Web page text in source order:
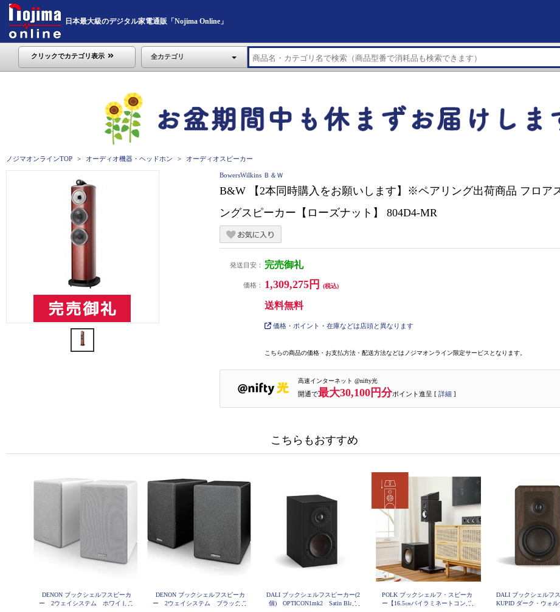
日本最大級のデジタル家電通販「Nojima Online」
クリックでカテゴリ表示 全カテゴリ
ノジマオンラインTOP オーディオ機器・ヘッドホン オーディオスピーカー
BowersWilkins Ｂ＆Ｗ
B&W 【2本同時購入をお願いします】※ペアリング出荷商品 フロア
ングスピーカー【ローズナット】 804D4-MR
発送目安： 完売御礼
価格： 1,309,275円 (税込)
送料無料
価格・ポイント・在庫などは店頭と異なります
こちらの商品の価格・お支払方法・配送方法などはノジマオンライン限定サービスとなります。
高速インターネット @nifty光
開通で最大30,100円分ポイント進呈 [ 詳細 ]
こちらもおすすめ
DENON ブックシェルフスピーカ
ー 2ウェイシステム ホワイト S
DENON ブックシェルフスピーカ
ー 2ウェイシステム ブラック S
DALI ブックシェルフスピーカー(2
個) OPTICON1mk2 Satin Black
POLK ブックシェルフ・スピーカ
ー【16.5㎝バイラミネートコンポ
DALI ブックシェルフ
KUPID ダーク・ウォル